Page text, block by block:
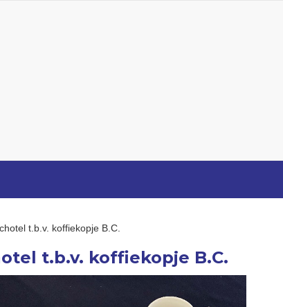
t.b.v. koffiekopje B.C.
t.b.v. koffiekopje B.C.